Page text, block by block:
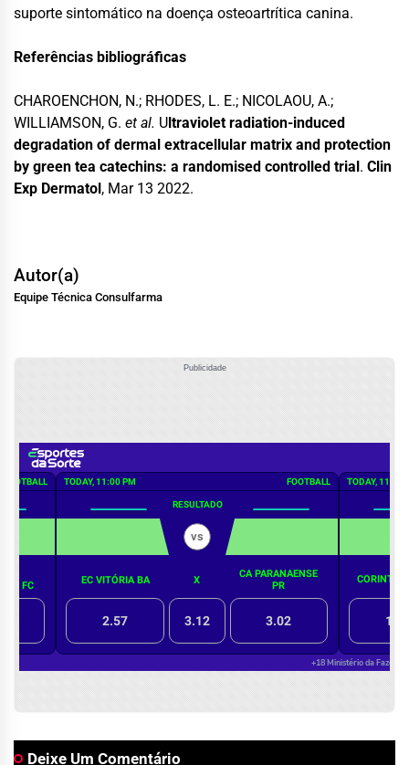
suporte sintomático na doença osteoartrítica canina.
Referências bibliográficas
CHAROENCHON, N.; RHODES, L. E.; NICOLAOU, A.;
WILLIAMSON, G. et al. U ltraviolet radiation-induced
degradation of dermal extracellular matrix and protection
by green tea catechins: a randomised controlled trial . Clin
Exp Dermatol , Mar 13 2022.
Autor(a)
Equipe Técnica Consulfarma
Publicidade
Deixe Um Comentário